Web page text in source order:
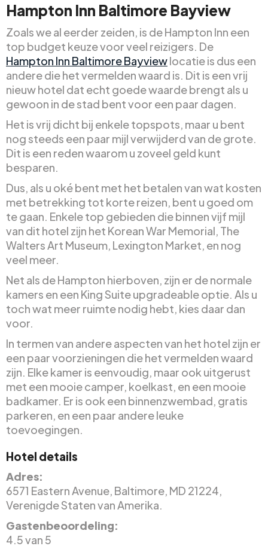
Hampton Inn Baltimore Bayview
Zoals we al eerder zeiden, is de Hampton Inn een
top budget keuze voor veel reizigers. De
Hampton Inn Baltimore Bayviewlocatie is dus een
andere die het vermelden waard is. Dit is een vrij
nieuw hotel dat echt goede waarde brengt als u
gewoon in de stad bent voor een paar dagen.
Het is vrij dicht bij enkele topspots, maar u bent
nog steeds een paar mijl verwijderd van de grote.
Dit is een reden waarom u zoveel geld kunt
besparen.
Dus, als u oké bent met het betalen van wat kosten
met betrekking tot korte reizen, bent u goed om
te gaan. Enkele top gebieden die binnen vijf mijl
van dit hotel zijn het Korean War Memorial, The
Walters Art Museum, Lexington Market, en nog
veel meer.
Net als de Hampton hierboven, zijn er de normale
kamers en een King Suite upgradeable optie. Als u
toch wat meer ruimte nodig hebt, kies daar dan
voor.
In termen van andere aspecten van het hotel zijn er
een paar voorzieningen die het vermelden waard
zijn. Elke kamer is eenvoudig, maar ook uitgerust
met een mooie camper, koelkast, en een mooie
badkamer. Er is ook een binnenzwembad, gratis
parkeren, en een paar andere leuke
toevoegingen.
Hotel details
Adres:
6571 Eastern Avenue, Baltimore, MD 21224,
Verenigde Staten van Amerika.
Gastenbeoordeling:
4.5 van 5